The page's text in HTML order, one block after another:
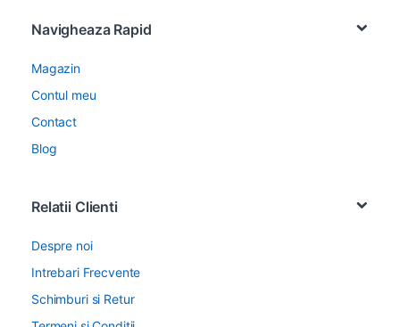
Navigheaza Rapid
Magazin
Contul meu
Contact
Blog
Relatii Clienti
Despre noi
Intrebari Frecvente
Schimburi si Retur